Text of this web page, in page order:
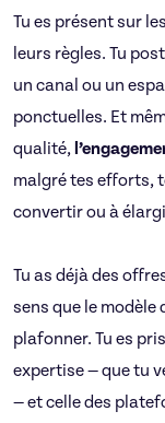
Tu es présent sur
leurs règles. Tu
un canal ou un
ponctuelles. Et
qualité,
malgré tes efforts,
convertir ou à
Tu as déjà des
sens que le modèle
plafonner. Tu es
expertise — que tu
— et celle des